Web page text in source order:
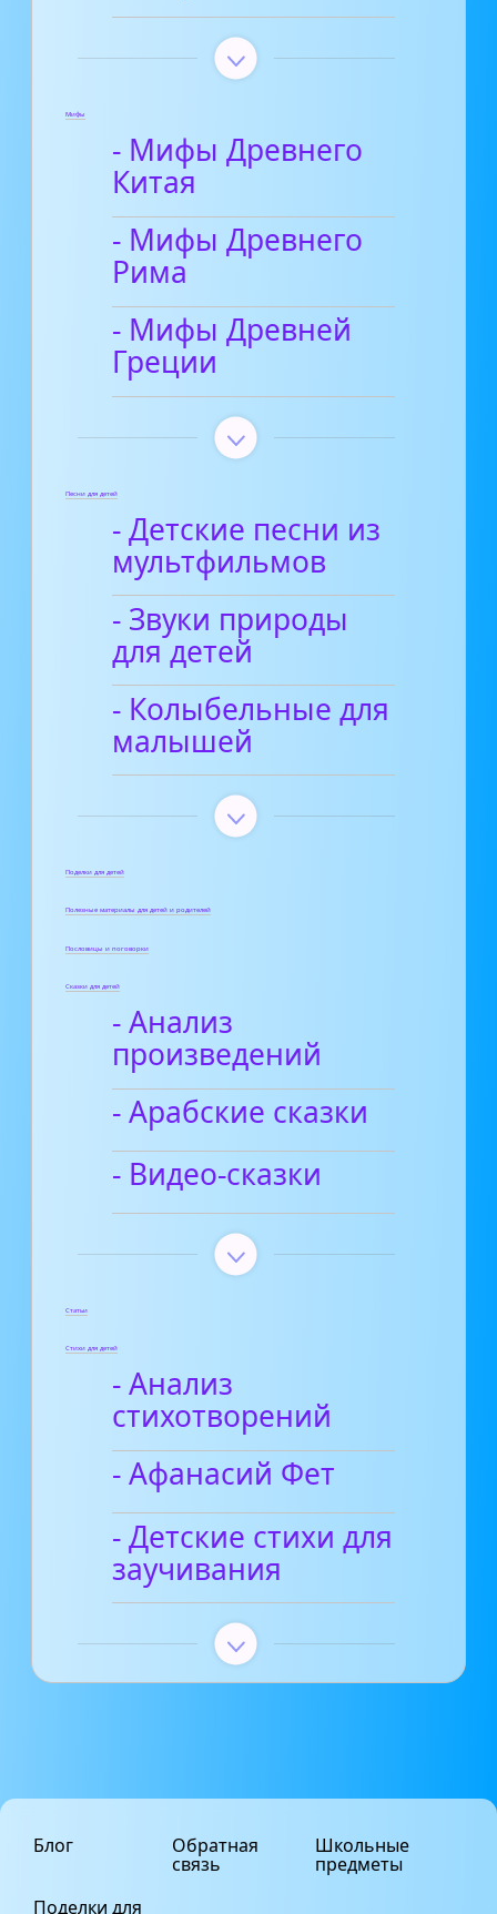
Мифы
- Мифы Древнего
Китая
- Мифы Древнего
Рима
- Мифы Древней
Греции
Песни для детей
- Детские песни из
мультфильмов
- Звуки природы
для детей
- Колыбельные для
малышей
Поделки для детей
Полезные материалы для детей и родителей
Пословицы и поговорки
Сказки для детей
- Анализ
произведений
- Арабские сказки
- Видео-сказки
Статьи
Стихи для детей
- Анализ
стихотворений
- Афанасий Фет
- Детские стихи для
заучивания
Блог
Поделки для
Обратная
связь
Школьные
предметы